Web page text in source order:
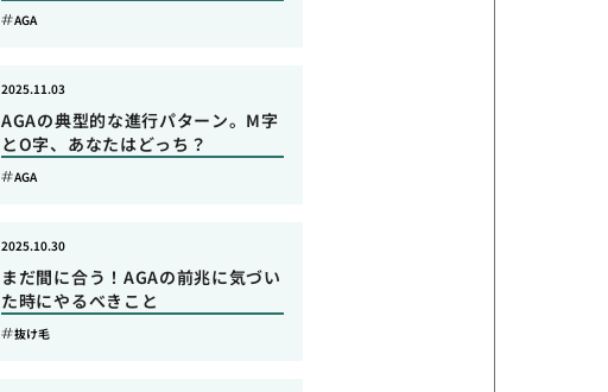
AGA
AGAの典型的な進行パターン。M字
とO字、あなたはどっち？
2025.11.03
AGA
まだ間に合う！AGAの前兆に気づい
た時にやるべきこと
2025.10.30
抜け毛